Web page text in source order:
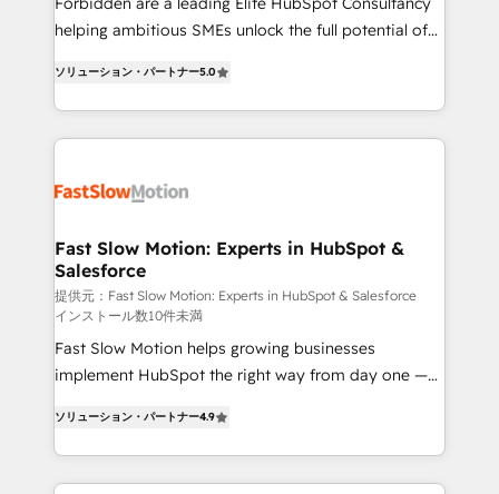
: migration sécurisée, implémentation Marketing +
Sales + Service Hub, synchronisation ERP ↔
Implementation, Data Migration & Custom
Integration. 📩 Parlons de votre projet →
helping ambitious SMEs unlock the full potential of
but never see the ROI they expected due to poor
adoption, messy data, and disconnected teams
getting in the way. That’s where we come in. We
design, implement, and optimise HubSpot so it
services include: - Choosing the right HubSpot
package for your business - Full CRM, Marketing, and
Sales Hub implementations - Custom dashboards
and reporting - Workflow automation and data
clean-up - Sales enablement and team training -
Ongoing optimisation and RevOps support Based in
engine it’s meant to be.
ソリューション・パートナー5.0
Fast Slow Motion: Experts in HubSpot &
Salesforce
提供元：Fast Slow Motion: Experts in HubSpot & Salesforce
インストール数10件未満
Fast Slow Motion helps growing businesses
implement HubSpot the right way from day one —
Highly certified in both HubSpot and Salesforce, we
bring deep experience in CRM implementation,
integrations, and data migration across modern
ソリューション・パートナー4.9